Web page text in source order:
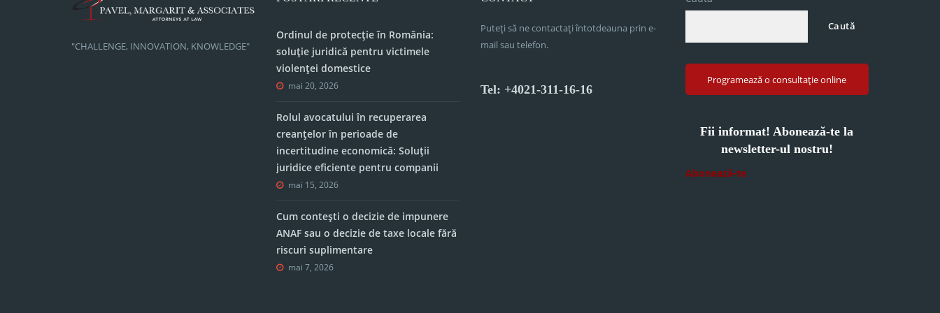
"CHALLENGE, INNOVATION, KNOWLEDGE"
Ordinul de protecție în România:
soluție juridică pentru victimele
violenței domestice
mai 20, 2026
Rolul avocatului în recuperarea
creanțelor în perioade de
incertitudine economică: Soluții
juridice eficiente pentru companii
mai 15, 2026
Cum contești o decizie de impunere
ANAF sau o decizie de taxe locale fără
riscuri suplimentare
mai 7, 2026
Puteți să ne contactați întotdeauna prin e-
mail sau telefon.
Tel: +4021-311-16-16
Caută
Programează o consultație online
Fii informat! Abonează-te la
newsletter-ul nostru!
Abonează-te